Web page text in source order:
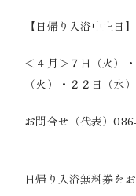
【日帰り入浴中止日】
＜４月＞７日（火）
（火）・２２日（水
お問合せ（代表）
日帰り入浴無料券を